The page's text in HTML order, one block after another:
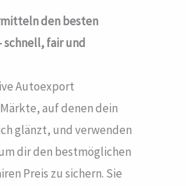
den besten
schnell, fair und
auf denen dein
glänzt, und verwenden
dir den bestmöglichen
Preis zu sichern. Sie